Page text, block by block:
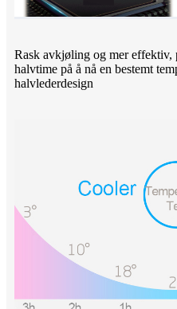
Rask avkjøling og mer effektiv,
halvtime på å nå en bestemt
halvlederdesign